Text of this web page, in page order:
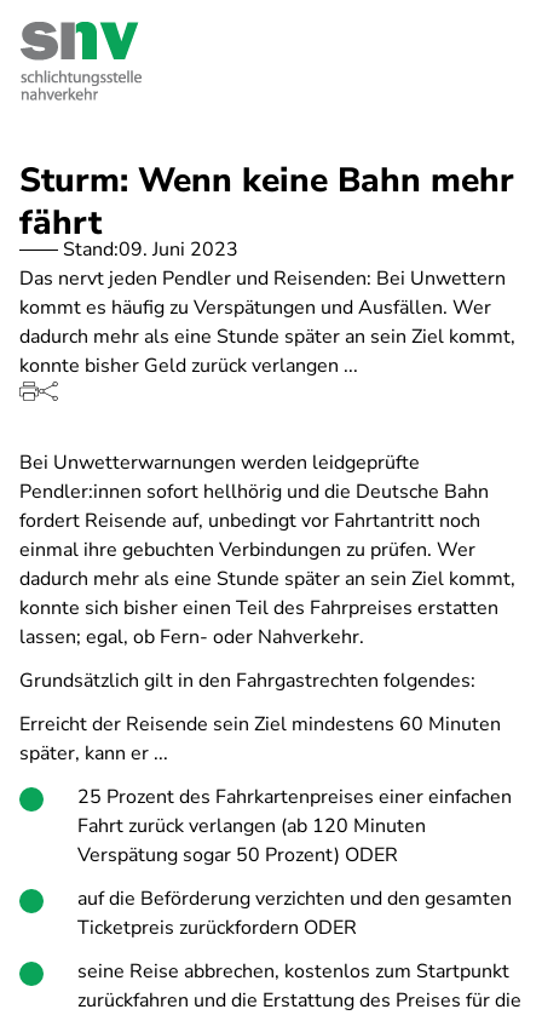
zum
Inhalt
Sturm: Wenn keine Bahn mehr
fährt
Stand:09. Juni 2023
Das nervt jeden Pendler und Reisenden: Bei Unwettern
kommt es häufig zu Verspätungen und Ausfällen. Wer
dadurch mehr als eine Stunde später an sein Ziel kommt,
konnte bisher Geld zurück verlangen ...
Bei Unwetterwarnungen werden leidgeprüfte
Pendler:innen sofort hellhörig und die Deutsche Bahn
fordert Reisende auf, unbedingt vor Fahrtantritt noch
einmal ihre gebuchten Verbindungen zu prüfen. Wer
dadurch mehr als eine Stunde später an sein Ziel kommt,
konnte sich bisher einen Teil des Fahrpreises erstatten
lassen; egal, ob Fern- oder Nahverkehr.
Grundsätzlich gilt in den Fahrgastrechten folgendes:
Erreicht der Reisende sein Ziel mindestens 60 Minuten
später, kann er ...
25 Prozent des Fahrkartenpreises einer einfachen
Fahrt zurück verlangen (ab 120 Minuten
Verspätung sogar 50 Prozent) ODER
auf die Beförderung verzichten und den gesamten
Ticketpreis zurückfordern ODER
seine Reise abbrechen, kostenlos zum Startpunkt
zurückfahren und die Erstattung des Preises für die